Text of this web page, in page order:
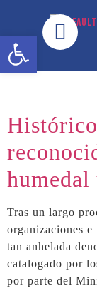
humedal
Tras un largo
organizaciones
tan anhelada
catalogado por
por parte del
Abrir